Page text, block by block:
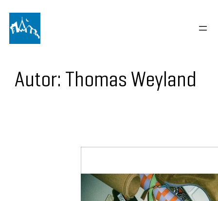
Autor: Thomas Weyland